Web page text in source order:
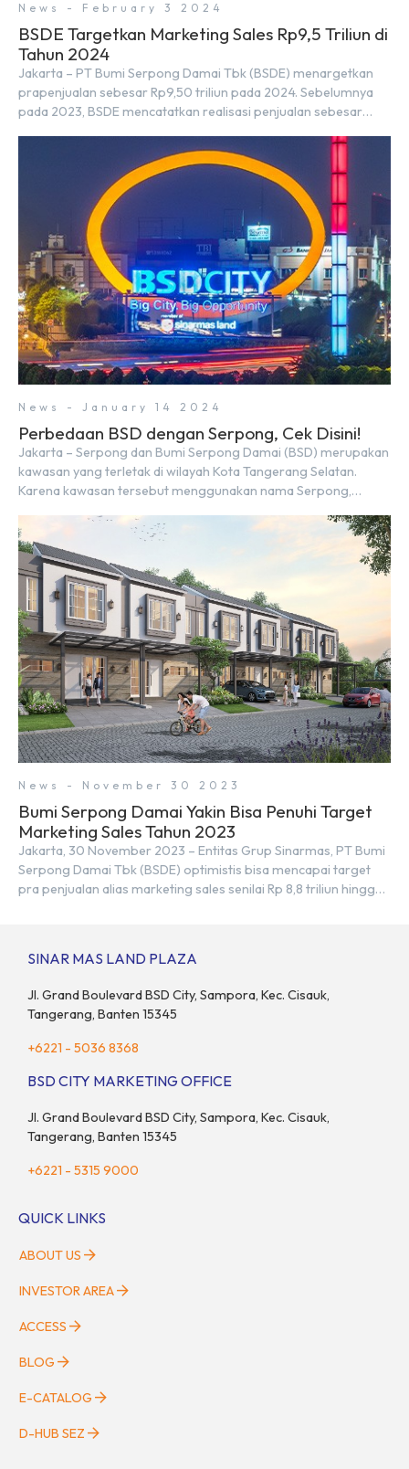
News - February 3 2024
BSDE Targetkan Marketing Sales Rp9,5 Triliun di
Tahun 2024
Jakarta – PT Bumi Serpong Damai Tbk (BSDE) menargetkan
prapenjualan sebesar Rp9,50 triliun pada 2024. Sebelumnya
pada 2023, BSDE mencatatkan realisasi penjualan sebesar
Rp8,80 triliun. Menurut Direktur BSDE Hermawan Wijaya
menghadapi 2024, kondisi ekonomi global maupun nasional
dapat memengaruhi pertimbangan masyarakat untuk
membeli rumah maupun investasi di sektor […]
News - January 14 2024
Perbedaan BSD dengan Serpong, Cek Disini!
Jakarta – Serpong dan Bumi Serpong Damai (BSD) merupakan
kawasan yang terletak di wilayah Kota Tangerang Selatan.
Karena kawasan tersebut menggunakan nama Serpong,
merupakan tempat yang sama. Padahal anggapan tersebut
kurang tepat. Sebab Serpong dan BSD merupakan dua
kawasan yang berbeda. Berikut penjelasannya. Baca Juga: […]
News - November 30 2023
Bumi Serpong Damai Yakin Bisa Penuhi Target
Marketing Sales Tahun 2023
Jakarta, 30 November 2023 – Entitas Grup Sinarmas, PT Bumi
Serpong Damai Tbk (BSDE) optimistis bisa mencapai target
pra penjualan alias marketing sales senilai Rp 8,8 triliun hingga
target. “Kami yakin target […]
SINAR MAS LAND PLAZA
Jl. Grand Boulevard BSD City, Sampora, Kec. Cisauk,
Tangerang, Banten 15345
+6221 - 5036 8368
BSD CITY MARKETING OFFICE
Jl. Grand Boulevard BSD City, Sampora, Kec. Cisauk,
Tangerang, Banten 15345
+6221 - 5315 9000
QUICK LINKS
ABOUT US
INVESTOR AREA
ACCESS
BLOG
E-CATALOG
D-HUB SEZ